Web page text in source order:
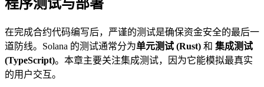
程序测试与部署
在完成合约代码编写后，严谨的测试是确保资金安全的最后一
道防线。Solana 的测试通常分为单元测试 (Rust) 和 集成测试
(TypeScript)。本章主要关注集成测试，因为它能模拟最真实
的用户交互。